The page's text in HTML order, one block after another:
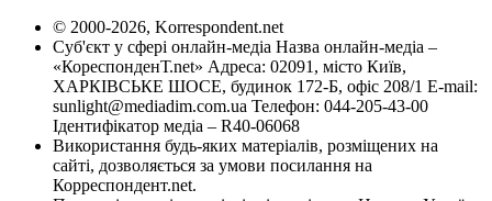
© 2000-2026, Korrespondent.net
Суб'єкт у сфері онлайн-медіа Назва онлайн-медіа –
«КореспонденТ.net» Адреса: 02091, місто Київ,
ХАРКІВСЬКЕ ШОСЕ, будинок 172-Б, офіс 208/1 E-mail:
sunlight@mediadim.com.ua Телефон: 044-205-43-00
Ідентифікатор медіа – R40-06068
Використання будь-яких матеріалів, розміщених на
сайті, дозволяється за умови посилання на
Корреспондент.net.